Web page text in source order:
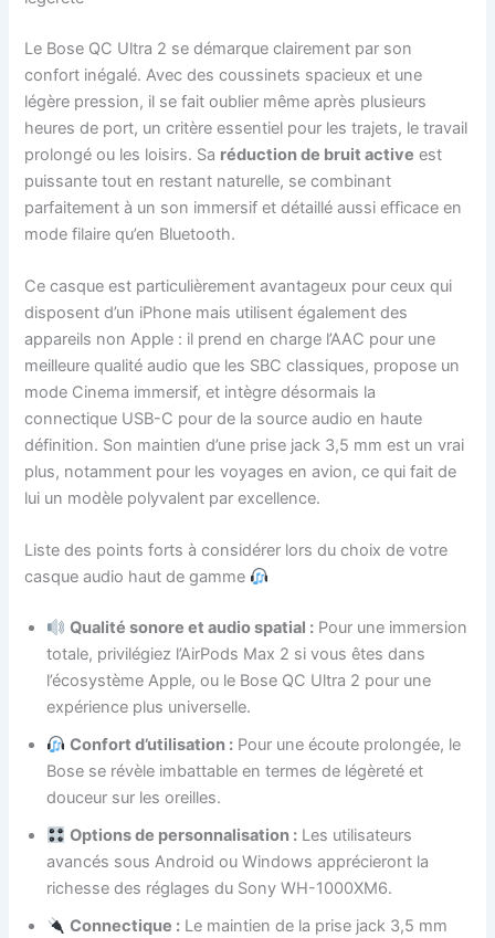
Le Bose QC Ultra 2 se démarque clairement par son
confort inégalé. Avec des coussinets spacieux et une
légère pression, il se fait oublier même après plusieurs
heures de port, un critère essentiel pour les trajets, le travail
prolongé ou les loisirs. Sa réduction de bruit active est
puissante tout en restant naturelle, se combinant
parfaitement à un son immersif et détaillé aussi efficace en
mode filaire qu’en Bluetooth.
Ce casque est particulièrement avantageux pour ceux qui
disposent d’un iPhone mais utilisent également des
appareils non Apple : il prend en charge l’AAC pour une
meilleure qualité audio que les SBC classiques, propose un
mode Cinema immersif, et intègre désormais la
connectique USB-C pour de la source audio en haute
définition. Son maintien d’une prise jack 3,5 mm est un vrai
plus, notamment pour les voyages en avion, ce qui fait de
lui un modèle polyvalent par excellence.
Liste des points forts à considérer lors du choix de votre
casque audio haut de gamme
Qualité sonore et audio spatial : Pour une immersion
totale, privilégiez l’AirPods Max 2 si vous êtes dans
l’écosystème Apple, ou le Bose QC Ultra 2 pour une
expérience plus universelle.
Confort d’utilisation : Pour une écoute prolongée, le
Bose se révèle imbattable en termes de légèreté et
douceur sur les oreilles.
Options de personnalisation : Les utilisateurs
avancés sous Android ou Windows apprécieront la
richesse des réglages du Sony WH-1000XM6.
Connectique : Le maintien de la prise jack 3,5 mm